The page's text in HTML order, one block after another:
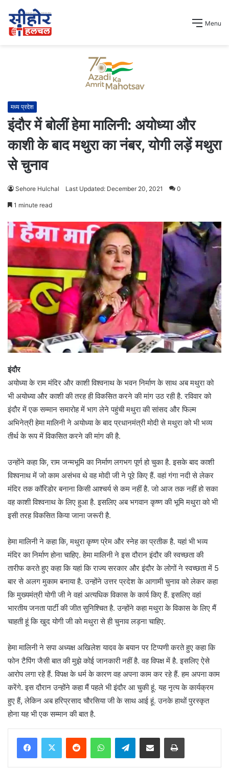
Menu
मध्य प्रदेश
इंदौर में बोलीं हेमा मालिनी: अयोध्या और
काशी के बाद मथुरा का नंबर, योगी लड़ें मथुरा
से चुनाव
Sehore Hulchal Last Updated: December 20, 2021 0
1 minute read
इंदौर
अयोध्या के राम मंदिर और काशी विश्वनाथ के भवन निर्माण के साथ अब मथुरा को
भी अयोध्या और काशी की तरह ही विकसित करने की मांग उठ रही है. रविवार को
इंदौर में एक सम्मान समारोह में भाग लेने पहुंची मथुरा की सांसद और फिल्म
अभिनेत्री हेमा मालिनी ने अयोध्या के बाद प्रधानमंत्री मोदी से मथुरा को भी भव्य
तीर्थ के रूप में विकसित करने की मांग की है.
उन्होंने कहा कि, राम जन्मभूमि का निर्माण लगभग पूर्ण हो चुका है. इसके बाद काशी
विश्वनाथ में जो काम असंभव थे वह मोदी जी ने पूरे किए हैं. वहां गंगा नदी से लेकर
मंदिर तक कॉरिडोर बनाना किसी आश्चर्य से कम नहीं है. जो आज तक नहीं हो सका
वह काशी विश्वनाथ के लिए हुआ है. इसलिए अब भगवान कृष्ण की भूमि मथुरा को भी
इसी तरह विकसित किया जाना जरूरी है.
हेमा मालिनी ने कहा कि, मथुरा कृष्ण प्रेम और स्नेह का प्रतीक है. यहां भी भव्य
मंदिर का निर्माण होना चाहिए. हेमा मालिनी ने इस दौरान इंदौर की स्वच्छता की
तारीफ करते हुए कहा कि यहां कि राज्य सरकार और इंदौर के लोगों ने स्वच्छता में 5
बार से अलग मुकाम बनाया है. उन्होंने उत्तर प्रदेश के आगामी चुनाव को लेकर कहा
कि मुख्यमंत्री योगी जी ने वहां अत्यधिक विकास के कार्य किए हैं. इसलिए वहां
भारतीय जनता पार्टी की जीत सुनिश्चित है. उन्होंने कहा मथुरा के विकास के लिए मैं
चाहती हूं कि खुद योगी जी को मथुरा से ही चुनाव लड़ना चाहिए.
हेमा मालिनी ने सपा अध्यक्ष अखिलेश यादव के बयान पर टिप्पणी करते हुए कहा कि
फोन टैपिंग जैसी बात की मुझे कोई जानकारी नहीं है. वह विपक्ष में है. इसलिए ऐसे
आरोप लगा रहे हैं. विपक्ष के धर्म के कारण वह अपना काम कर रहे हैं. हम अपना काम
करेंगे. इस दौरान उन्होंने कहा मैं पहले भी इंदौर आ चुकी हूं. यह नृत्य के कार्यक्रम
हुए हैं, लेकिन अब हरिप्रसाद चौरसिया जी के साथ आई हूं. उनके हाथों पुरस्कृत
होना यह भी एक सम्मान की बात है.
Telegram